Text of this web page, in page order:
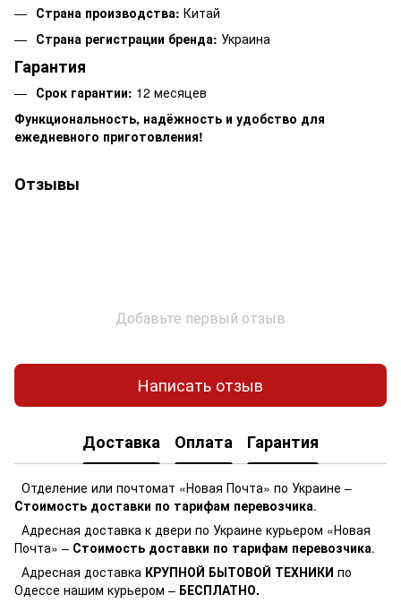
Страна производства: Китай
Страна регистрации бренда: Украина
Гарантия
Срок гарантии: 12 месяцев
Функциональность, надёжность и удобство для
ежедневного приготовления!
Отзывы
Добавьте первый отзыв
Написать отзыв
Доставка Оплата Гарантия
Отделение или почтомат «Новая Почта» по Украине –
Стоимость доставки по тарифам перевозчика.
Адресная доставка к двери по Украине курьером «Новая
Почта» – Стоимость доставки по тарифам перевозчика.
Адресная доставка КРУПНОЙ БЫТОВОЙ ТЕХНИКИ по
Одессе нашим курьером – БЕСПЛАТНО.